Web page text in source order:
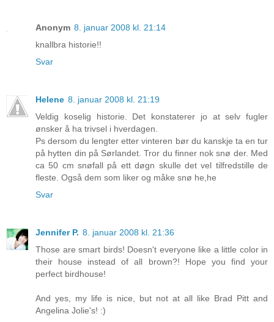
Anonym 8. januar 2008 kl. 21:14
knallbra historie!!
Svar
Helene 8. januar 2008 kl. 21:19
Veldig koselig historie. Det konstaterer jo at selv fugler
ønsker å ha trivsel i hverdagen.
Ps dersom du lengter etter vinteren bør du kanskje ta en tur
på hytten din på Sørlandet. Tror du finner nok snø der. Med
ca 50 cm snøfall på ett døgn skulle det vel tilfredstille de
fleste. Også dem som liker og måke snø he,he
Svar
Jennifer P. 8. januar 2008 kl. 21:36
Those are smart birds! Doesn't everyone like a little color in
their house instead of all brown?! Hope you find your
perfect birdhouse!
And yes, my life is nice, but not at all like Brad Pitt and
Angelina Jolie's! :)